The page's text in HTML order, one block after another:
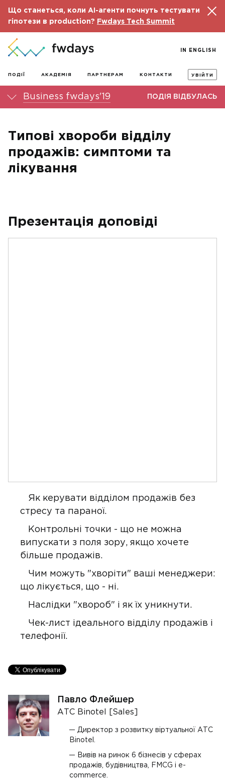
Що станеться, коли AI-агенти почнуть тестувати
гіпотези в production?
Fwdays Tech Summit
ПОДІЇ АКАДЕМІЯ ПАРТНЕРАМ КОНТАКТИ УВІЙТИ
IN ENGLISH
Business fwdays'19 ПОДІЯ ВІДБУЛАСЬ
Типові хвороби відділу
продажів: симптоми та
лікування
Презентація доповіді
Як керувати відділом продажів без
стресу та параної.
Контрольні точки - що не можна
випускати з поля зору, якщо хочете
більше продажів.
Чим можуть "хворіти" ваші менеджери:
що лікується, що - ні.
Наслідки "хвороб" і як їх уникнути.
Чек-лист ідеального відділу продажів і
телефонії.
Павло Флейшер
АТС Binotel [Sales]
Директор з розвитку віртуальної АТС
Binotel.
Вивів на ринок 6 бізнесів у сферах
продажів, будівництва, FMCG і e-
commerce.